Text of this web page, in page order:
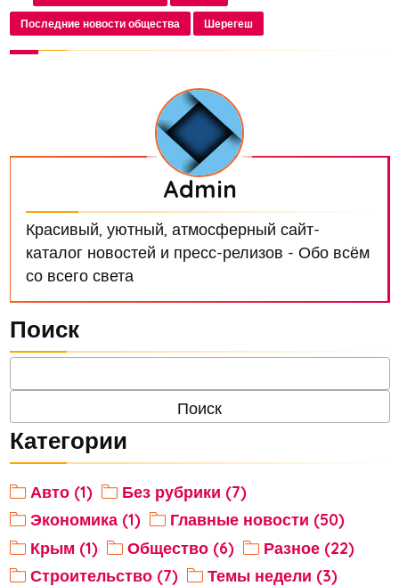
Последние новости общества Шерегеш
Admin
Красивый, уютный, атмосферный сайт-
каталог новостей и пресс-релизов - Обо всём
со всего света
Поиск
Категории
Авто (1)
Без рубрики (7)
Экономика (1)
Главные новости (50)
Крым (1)
Общество (6)
Разное (22)
Строительство (7)
Темы недели (3)